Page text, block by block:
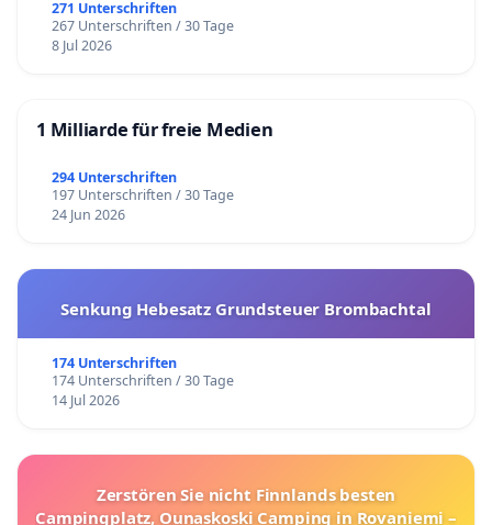
271 Unterschriften
267 Unterschriften / 30 Tage
8 Jul 2026
1 Milliarde für freie Medien
294 Unterschriften
197 Unterschriften / 30 Tage
24 Jun 2026
Senkung Hebesatz Grundsteuer Brombachtal
174 Unterschriften
174 Unterschriften / 30 Tage
14 Jul 2026
Zerstören Sie nicht Finnlands besten
Campingplatz, Ounaskoski Camping in Rovaniemi –